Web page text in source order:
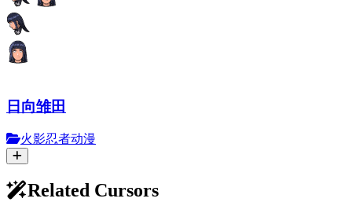
日向雏田
火影忍者动漫
Related Cursors